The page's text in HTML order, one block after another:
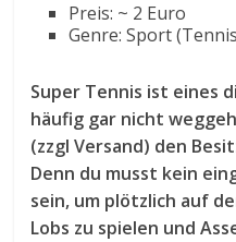
Preis: ~ 2 Euro
Genre: Sport
Super Tennis ist eines
häufig gar nicht
(zzgl Versand) den
Denn du musst kein
sein, um plötzlich auf
Lobs zu spielen und